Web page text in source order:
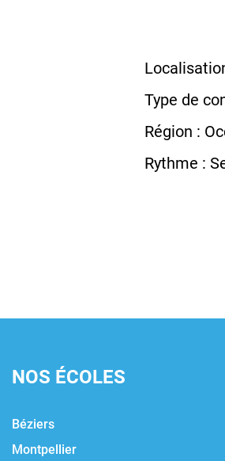
Type de
Région :
Rythme :
NOS ÉCOLES
Béziers
Montpellier